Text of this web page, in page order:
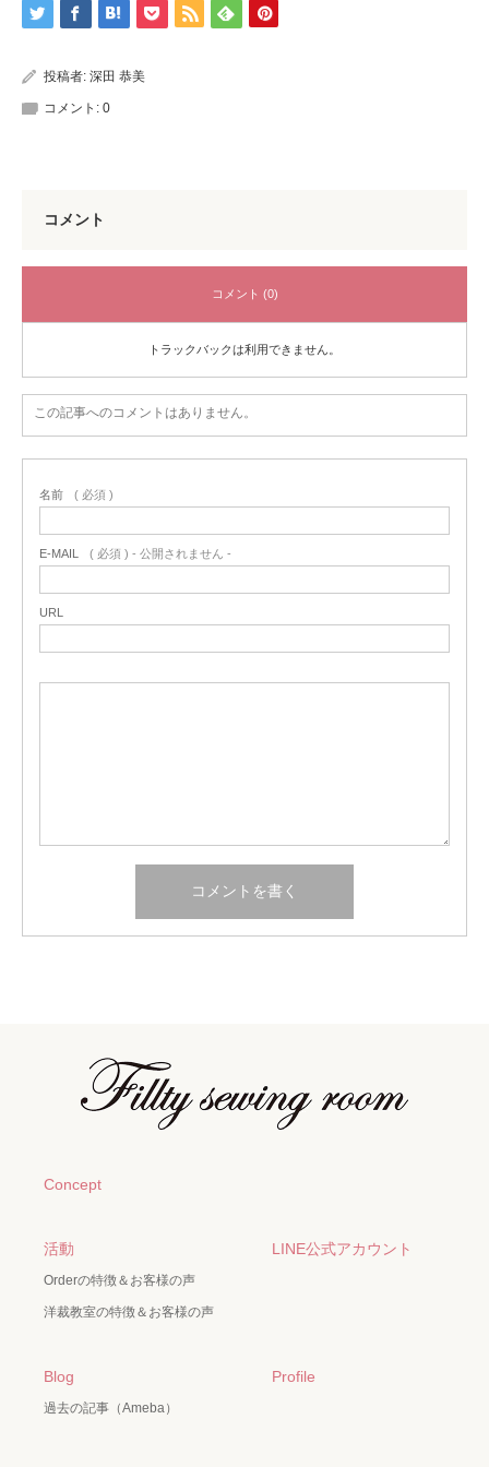
投稿者: 深田 恭美
コメント: 0
コメント
コメント (0)
トラックバックは利用できません。
この記事へのコメントはありません。
名前 ( 必須 )
E-MAIL ( 必須 ) - 公開されません -
URL
Concept
活動
Orderの特徴＆お客様の声
洋裁教室の特徴＆お客様の声
LINE公式アカウント
Blog
過去の記事（Ameba）
Profile